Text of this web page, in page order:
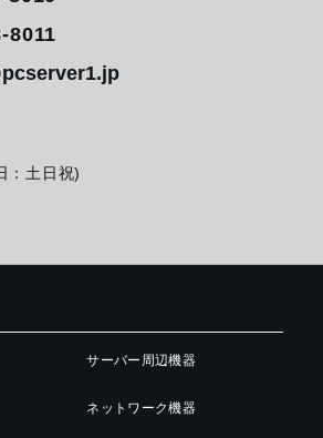
8011
：土日祝)
サーバー周辺機器
ネットワーク機器